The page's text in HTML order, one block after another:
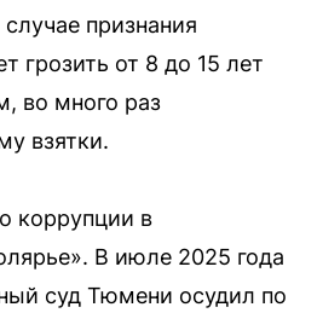
признания
грозить от 8 до 15 лет
во много раз
взятки.
коррупции в
В июле 2025 года
суд Тюмени осудил по